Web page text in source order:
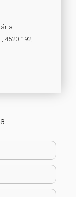
4520-192,